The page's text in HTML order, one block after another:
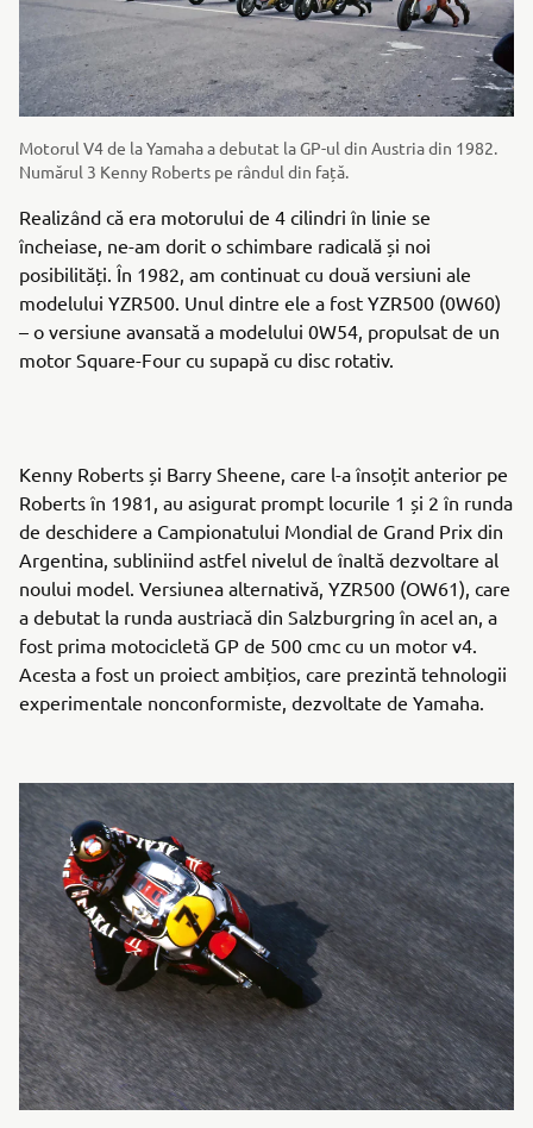
Motorul V4 de la Yamaha a debutat la GP-ul din Austria din 1982.
Numărul 3 Kenny Roberts pe rândul din față.
Realizând că era motorului de 4 cilindri în linie se
încheiase, ne-am dorit o schimbare radicală și noi
posibilități. În 1982, am continuat cu două versiuni ale
modelului YZR500. Unul dintre ele a fost YZR500 (0W60)
– o versiune avansată a modelului 0W54, propulsat de un
motor Square-Four cu supapă cu disc rotativ.
Kenny Roberts și Barry Sheene, care l-a însoțit anterior pe
Roberts în 1981, au asigurat prompt locurile 1 și 2 în runda
de deschidere a Campionatului Mondial de Grand Prix din
Argentina, subliniind astfel nivelul de înaltă dezvoltare al
noului model. Versiunea alternativă, YZR500 (OW61), care
a debutat la runda austriacă din Salzburgring în acel an, a
fost prima motocicletă GP de 500 cmc cu un motor v4.
Acesta a fost un proiect ambițios, care prezintă tehnologii
experimentale nonconformiste, dezvoltate de Yamaha.